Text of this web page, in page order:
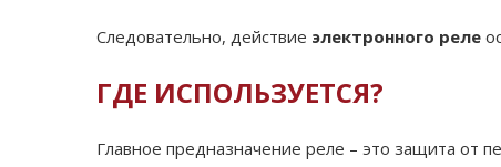
Следовательно, действие электронного реле
ГДЕ ИСПОЛЬЗУЕТСЯ?
Главное предназначение реле – это защита от